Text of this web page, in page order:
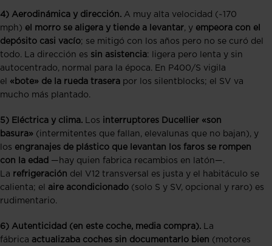
4) Aerodinámica y dirección. A muy alta velocidad (~170
mph) el morro se aligera y tiende a levantar, y empeora con el
depósito casi vacío; se mitigó con los años pero no se curó del
todo. La dirección es sin asistencia: ligera pero lenta y sin
autocentrado, normal para la época. En P400/S vigila
el «bote» de la rueda trasera por los silentblocks; el SV va
mucho más plantado.
5) Eléctrica y clima. Los interruptores Ducellier «son
basura» (intermitentes que fallan, elevalunas que no bajan), y
los engranajes de plástico que levantan los faros se rompen
con la edad —hay quien fabrica recambios en latón—.
La refrigeración del V12 transversal es justa y el habitáculo se
calienta; el aire acondicionado (solo S y SV, opcional y raro) es
rudimentario.
6) Autenticidad (en este coche, media compra). La
fábrica actualizaba coches sin documentarlo bien (motores